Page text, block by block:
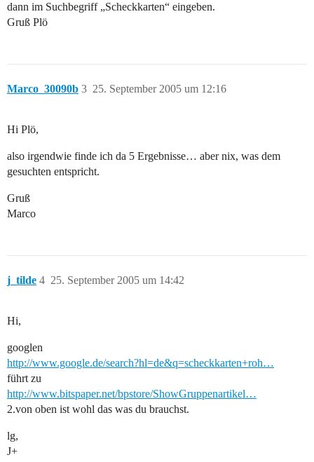
dann im Suchbegriff „Scheckkarten“ eingeben.
Gruß Plö
Marco_30090b 25. September 2005 um 12:16
3
Hi Plö,
also irgendwie finde ich da 5 Ergebnisse… aber nix, was dem
gesuchten entspricht.
Gruß
Marco
j_tilde 25. September 2005 um 14:42
4
Hi,
googlen
http://www.google.de/search?hl=de&q=scheckkarten+roh…
führt zu
http://www.bitspaper.net/bpstore/ShowGruppenartikel…
2.von oben ist wohl das was du brauchst.
lg,
J+